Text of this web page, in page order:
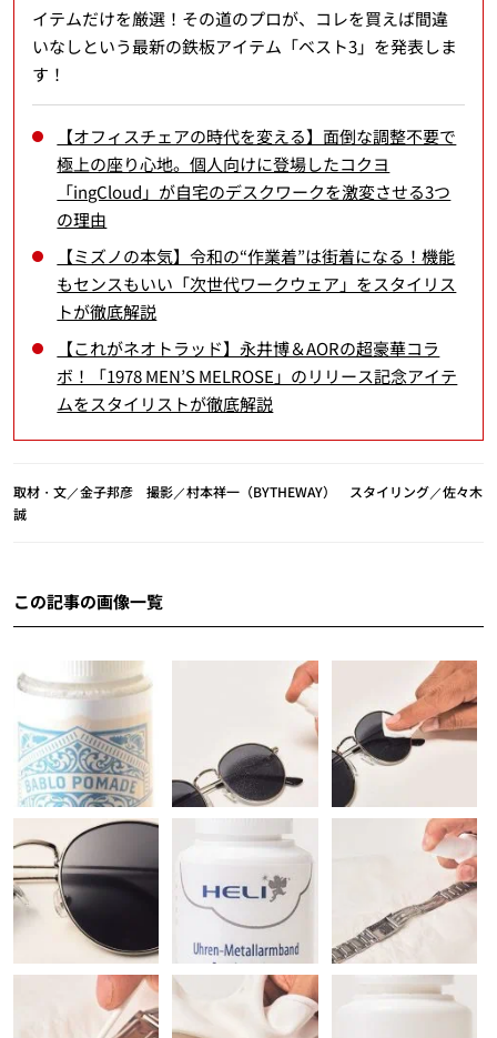
イテムだけを厳選！その道のプロが、コレを買えば間違
いなしという最新の鉄板アイテム「ベスト3」を発表しま
す！
【オフィスチェアの時代を変える】面倒な調整不要で
極上の座り心地。個人向けに登場したコクヨ
「ingCloud」が自宅のデスクワークを激変させる3つ
の理由
【ミズノの本気】令和の“作業着”は街着になる！機能
もセンスもいい「次世代ワークウェア」をスタイリス
トが徹底解説
【これがネオトラッド】永井博＆AORの超豪華コラ
ボ！「1978 MEN’S MELROSE」のリリース記念アイテ
ムをスタイリストが徹底解説
取材・文／金子邦彦 撮影／村本祥一（BYTHEWAY） スタイリング／佐々木
誠
この記事の画像一覧